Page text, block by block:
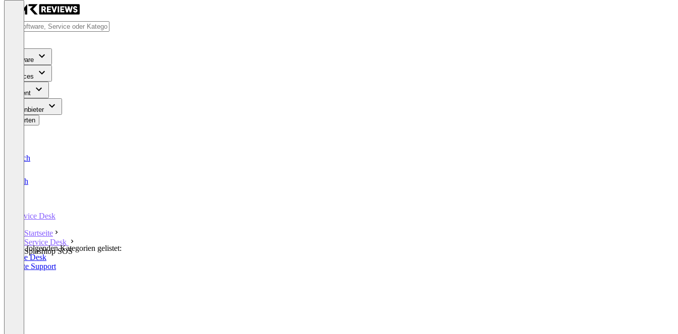
Software
Services
Content
Für Anbieter
Bewerten
Deutsch
English
Service Desk
Startseite
Service Desk
Splashtop SOS
In den folgenden Kategorien gelistet:
Service Desk
Remote Support